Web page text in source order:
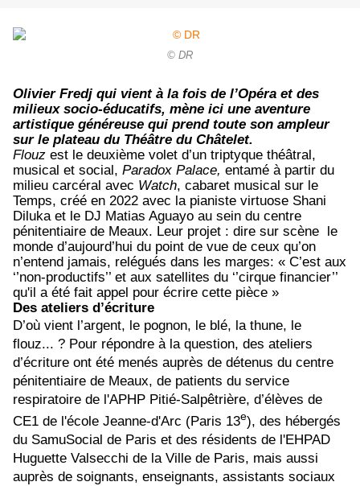
© DR
Olivier Fredj qui vient à la fois de l’Opéra et des
milieux socio-éducatifs, mène ici une aventure
artistique généreuse qui prend toute son ampleur
sur le plateau du Théâtre du Châtelet.
Flouz est le deuxième volet d’un triptyque théâtral,
musical et social, Paradox Palace, entamé à partir du
milieu carcéral avec Watch, cabaret musical sur le
Temps, créé en 2022 avec la pianiste virtuose Shani
Diluka et le DJ Matias Aguayo au sein du centre
pénitentiaire de Meaux. Leur projet : dire sur scène le
monde d’aujourd’hui du point de vue de ceux qu’on
n’entend jamais, relégués dans les marges: « C’est aux
‘’non-productifs’’ et aux satellites du ‘’cirque financier’’
qu'il a été fait appel pour écrire cette pièce »
Des ateliers d’écriture
D’où vient l’argent, le pognon, le blé, la thune, le
flouz... ? Pour répondre à la question, des ateliers
d’écriture ont été menés auprès de détenus du centre
pénitentiaire de Meaux, de patients du service
respiratoire de l'APHP Pitié-Salpêtrière, d’élèves de
CE1 de l'école Jeanne-d'Arc (Paris 13e), des hébergés
du SamuSocial de Paris et des résidents de l'EHPAD
Huguette Valsecchi de la Ville de Paris, mais aussi
auprès de soignants, enseignants, assistants sociaux